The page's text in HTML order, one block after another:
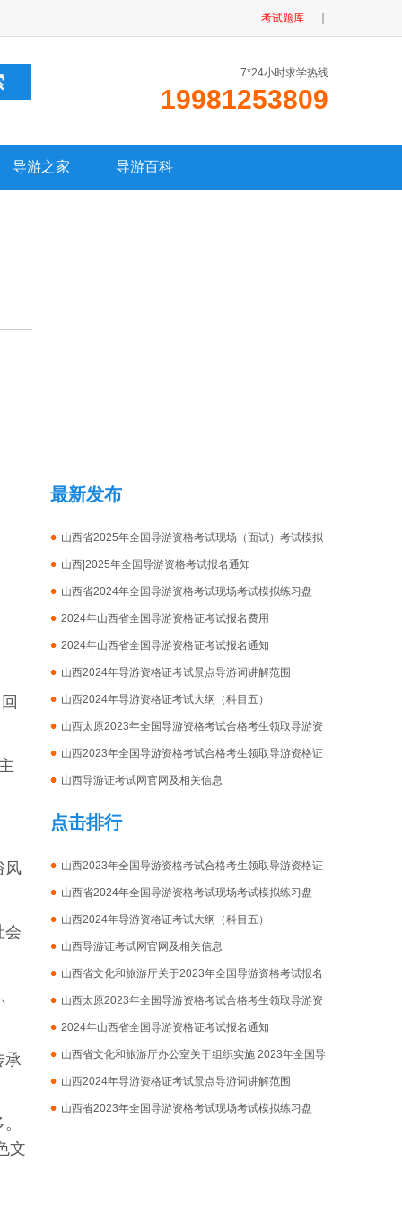
考试题库
7*24小时求学热线
19981253809
导游之家 导游百科
风
会
承
。
文
最新发布
山西省2025年全国导游资格考试现场（面试）考试模拟
练习盘
山西|2025年全国导游资格考试报名通知
山西省2024年全国导游资格考试现场考试模拟练习盘
2024年山西省全国导游资格证考试报名费用
2024年山西省全国导游资格证考试报名通知
山西2024年导游资格证考试景点导游词讲解范围
山西2024年导游资格证考试大纲（科目五）
山西太原2023年全国导游资格考试合格考生领取导游资
格证的通知
山西2023年全国导游资格考试合格考生领取导游资格证
的通知
山西导游证考试网官网及相关信息
点击排行
山西2023年全国导游资格考试合格考生领取导游资格证
的通知
山西省2024年全国导游资格考试现场考试模拟练习盘
山西2024年导游资格证考试大纲（科目五）
山西导游证考试网官网及相关信息
山西省文化和旅游厅关于2023年全国导游资格考试报名
信息审核有关事项的公告
山西太原2023年全国导游资格考试合格考生领取导游资
格证的通知
2024年山西省全国导游资格证考试报名通知
山西省文化和旅游厅办公室关于组织实施 2023年全国导
游资格考试的通知-报考条件|报考官网|报名入口|报名时间
山西2024年导游资格证考试景点导游词讲解范围
山西省2023年全国导游资格考试现场考试模拟练习盘